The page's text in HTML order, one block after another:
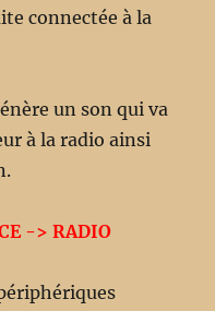
connectée à la
un son qui va
à la radio ainsi
-> RADIO